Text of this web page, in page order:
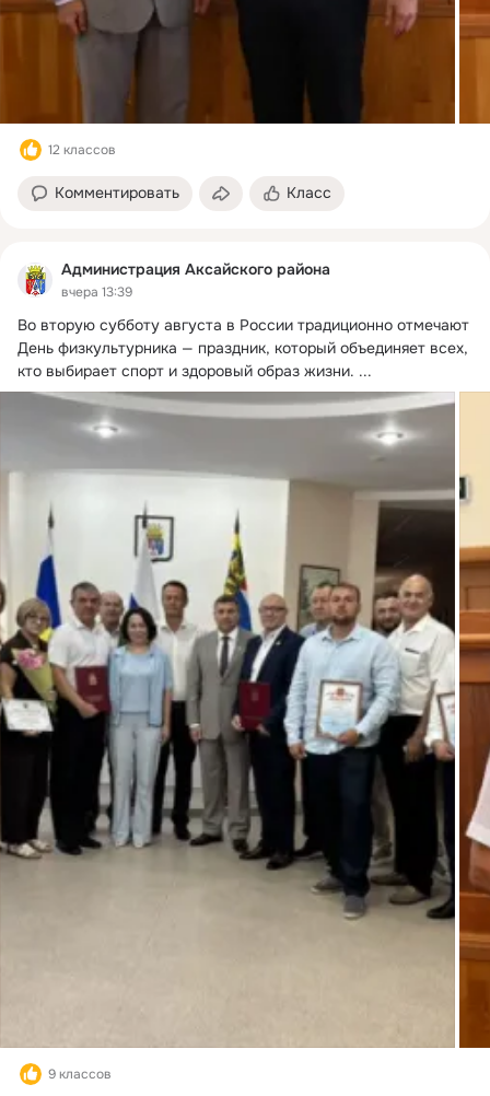
12 классов
Комментировать Класс
Администрация Аксайского района
вчера 13:39
Во вторую субботу августа в России традиционно отмечают
День физкультурника — праздник, который объединяет всех,
кто выбирает спорт и здоровый образ жизни. ...
9 классов